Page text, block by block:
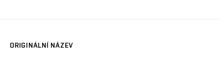
ORIGINÁLNÍ NÁZEV